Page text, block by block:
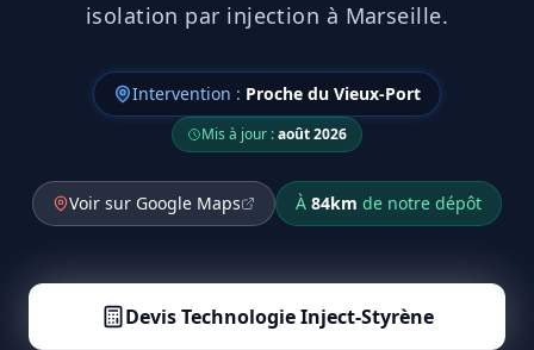
isolation par injection à Marseille.
Intervention : Proche du Vieux-Port
Mis à jour :août 2026
Voir sur Google Maps À 84km de notre dépôt
DevisTechnologie Inject-Styrène